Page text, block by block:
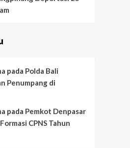
pada Polda Bali
Penumpang di
pada Pemkot Denpasar
CPNS Tahun